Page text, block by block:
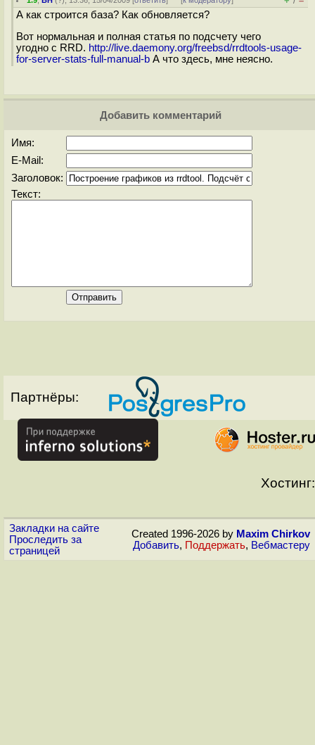
А как строится база? Как обновляется?
Вот нормальная и полная статья по подсчету чего
угодно с RRD. http://live.daemony.org/freebsd/rrdtools-usage-
for-server-stats-full-manual-b А что здесь, мне неясно.
Добавить комментарий
Имя:
E-Mail:
Заголовок:
Текст:
Партнёры:
Хостинг:
Закладки на сайте
Проследить за
страницей
Created 1996-2026 by Maxim Chirkov
Добавить, Поддержать, Вебмастеру